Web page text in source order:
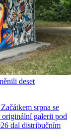
deset
srpna se
galerii pod
dal distribučním